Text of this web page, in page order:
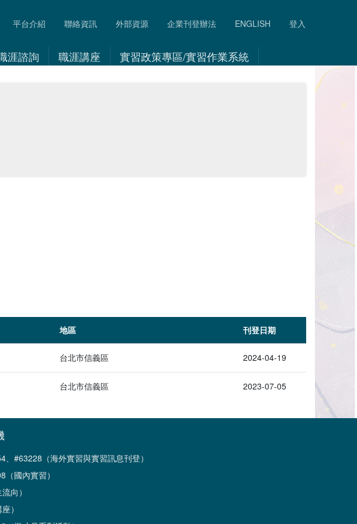
平台介紹 聯絡資訊 外部資源 企業刊登辦法 ENGLISH 登入
涯諮詢 職涯講座 實習政策專區/實習作業系統
地區 刊登日期
台北市信義區 2024-04-19
台北市信義區 2023-07-05
、#63228（海外實習與實習訊息刊登）
國內實習）
向）
）